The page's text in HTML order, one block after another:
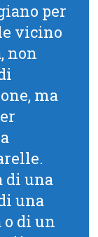
per
vicino
non
ma
di una
una
di un